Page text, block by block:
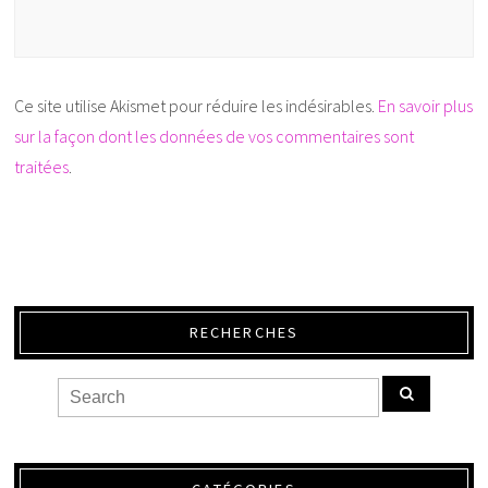
Ce site utilise Akismet pour réduire les indésirables. En savoir plus
sur la façon dont les données de vos commentaires sont
traitées.
RECHERCHES